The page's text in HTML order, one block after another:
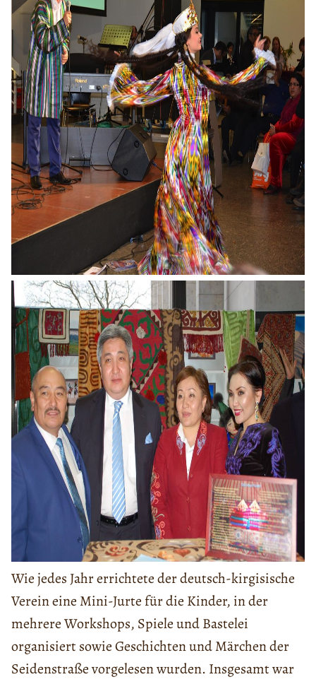
Wie jedes Jahr errichtete der deutsch-kirgisische
Verein eine Mini-Jurte für die Kinder, in der
mehrere Workshops, Spiele und Bastelei
organisiert sowie Geschichten und Märchen der
Seidenstraße vorgelesen wurden. Insgesamt war